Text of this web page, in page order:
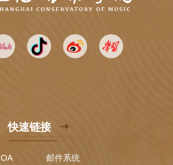
快速链接
OA 邮件系统